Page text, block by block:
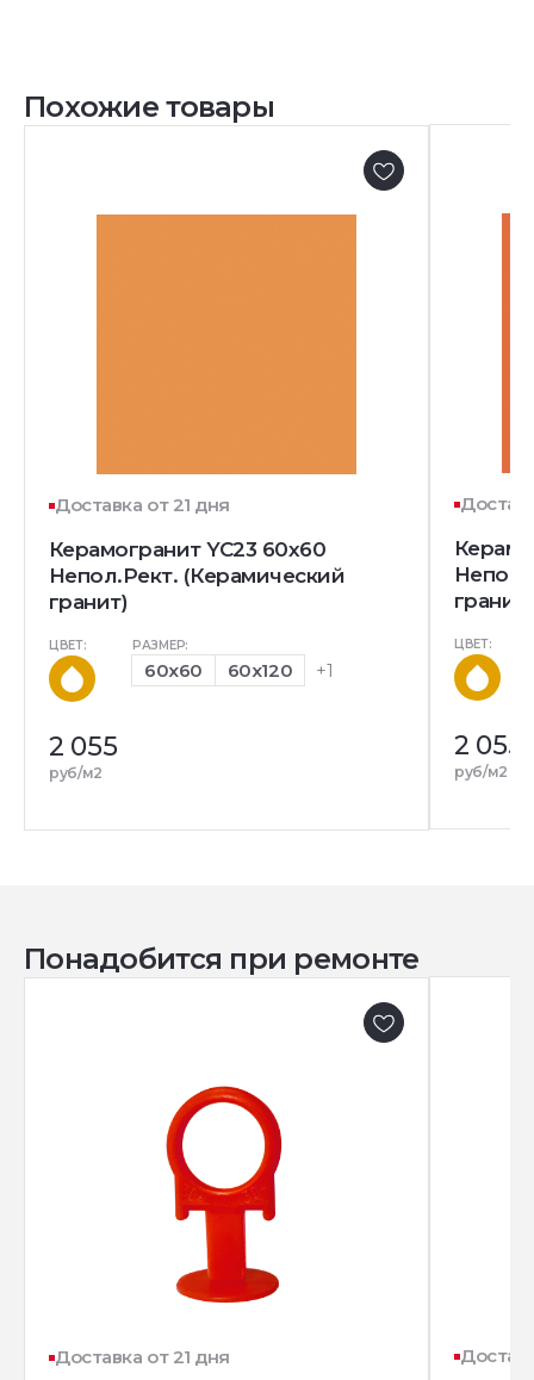
Похожие товары
Доставка от 21 дня
Керамогранит YC23 60x60
Непол.Рект. (Керамический
гранит)
ЦВЕТ: РАЗМЕР:
60x60 60x120 +1
2 055
руб/м2
гранит)
ЦВЕТ:
2 055
руб/м2
Понадобится при ремонте
Доставка от 21 дня